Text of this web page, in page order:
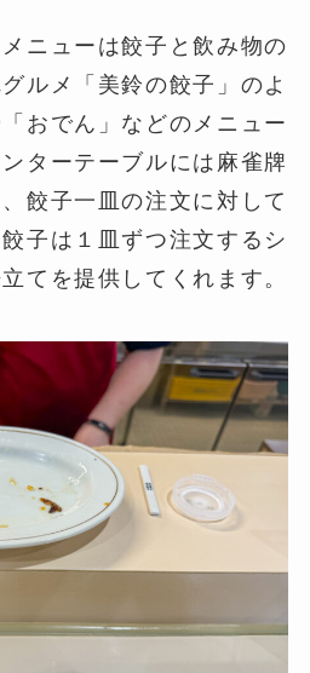
ニューは餃子と飲み物の
ルメ「美鈴の餃子」のよ
おでん」などのメニュー
ターテーブルには麻雀牌
餃子一皿の注文に対して
子は１皿ずつ注文するシ
てを提供してくれます。